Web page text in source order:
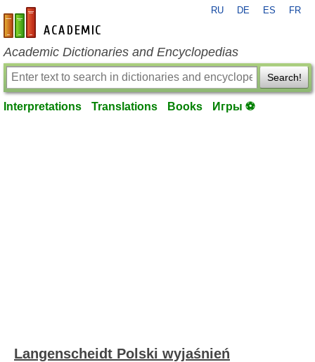
en-academic.com
RU DE ES FR
Academic Dictionaries and Encyclopedias
Search!
Interpretations Translations Books Игры ⚽
Langenscheidt Polski wyjaśnień